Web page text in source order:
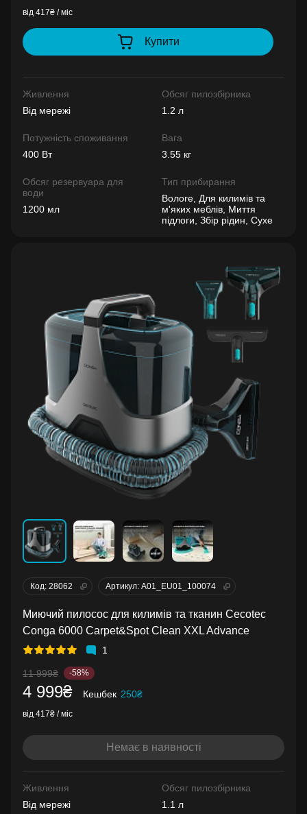
від 417₴ / міс
Купити
Живлення
Від мережі
Обсяг пилозбірника
1.2 л
Потужність споживання
400 Вт
Вага
3.55 кг
Обсяг резервуара для
води
1200 мл
Тип прибирання
Вологе, Для килимів та
м'яких меблів, Миття
підлоги, Збір рідин, Сухе
Код: 28062 Артикул: A01_EU01_100074
Миючий пилосос для килимів та тканин Cecotec
Conga 6000 Carpet&Spot Clean XXL Advance
1
11 999₴ -58%
4 999₴ Кешбек 250₴
від 417₴ / міс
Немає в наявності
Живлення
Від мережі
Обсяг пилозбірника
1.1 л